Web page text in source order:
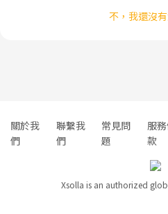
不，我還沒
關於我
們
聯繫我
們
常見問
題
服
款
Xsolla is an authorized